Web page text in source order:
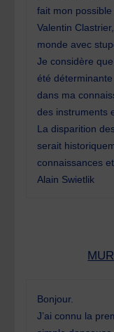
fait mon
Valentin
monde avec
Je considère
été
dans ma
des instruments
La disparition
serait
connaissances
Alain Swietlik
Bonjour.
J’ai connu la